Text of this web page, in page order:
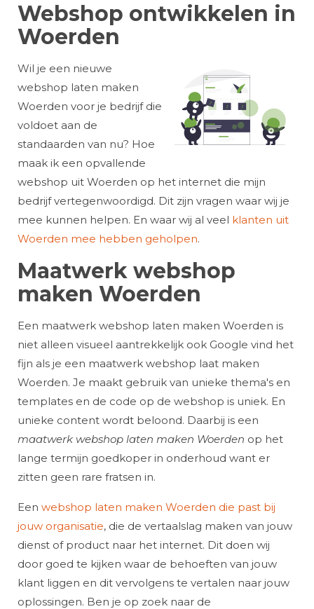
Webshop ontwikkelen in
Woerden
Wil je een nieuwe
webshop laten maken
Woerden voor je bedrijf die
voldoet aan de
standaarden van nu? Hoe
maak ik een opvallende
webshop uit Woerden op het internet die mijn
bedrijf vertegenwoordigd. Dit zijn vragen waar wij je
mee kunnen helpen. En waar wij al veel klanten uit
Woerden mee hebben geholpen.
Maatwerk webshop
maken Woerden
Een maatwerk webshop laten maken Woerden is
niet alleen visueel aantrekkelijk ook Google vind het
fijn als je een maatwerk webshop laat maken
Woerden. Je maakt gebruik van unieke thema's en
templates en de code op de webshop is uniek. En
unieke content wordt beloond. Daarbij is een
maatwerk webshop laten maken Woerden op het
lange termijn goedkoper in onderhoud want er
zitten geen rare fratsen in.
Een webshop laten maken Woerden die past bij
jouw organisatie, die de vertaalslag maken van jouw
dienst of product naar het internet. Dit doen wij
door goed te kijken waar de behoeften van jouw
klant liggen en dit vervolgens te vertalen naar jouw
oplossingen. Ben je op zoek naar de